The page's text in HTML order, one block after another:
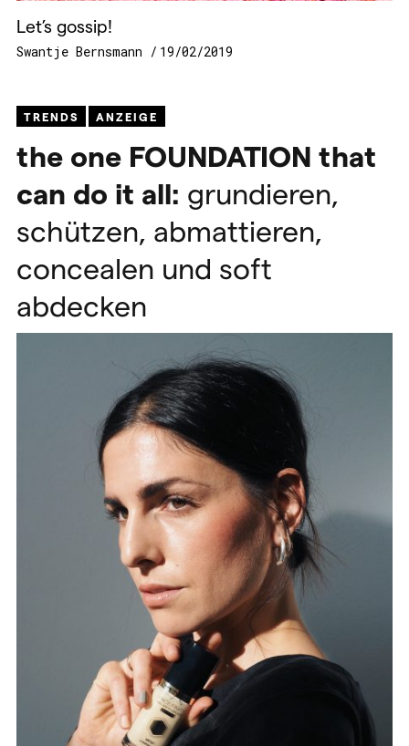
Let’s gossip!
Swantje Bernsmann 19/02/2019
TRENDS ANZEIGE
the one FOUNDATION that
can do it all: grundieren,
schützen, abmattieren,
concealen und soft
abdecken